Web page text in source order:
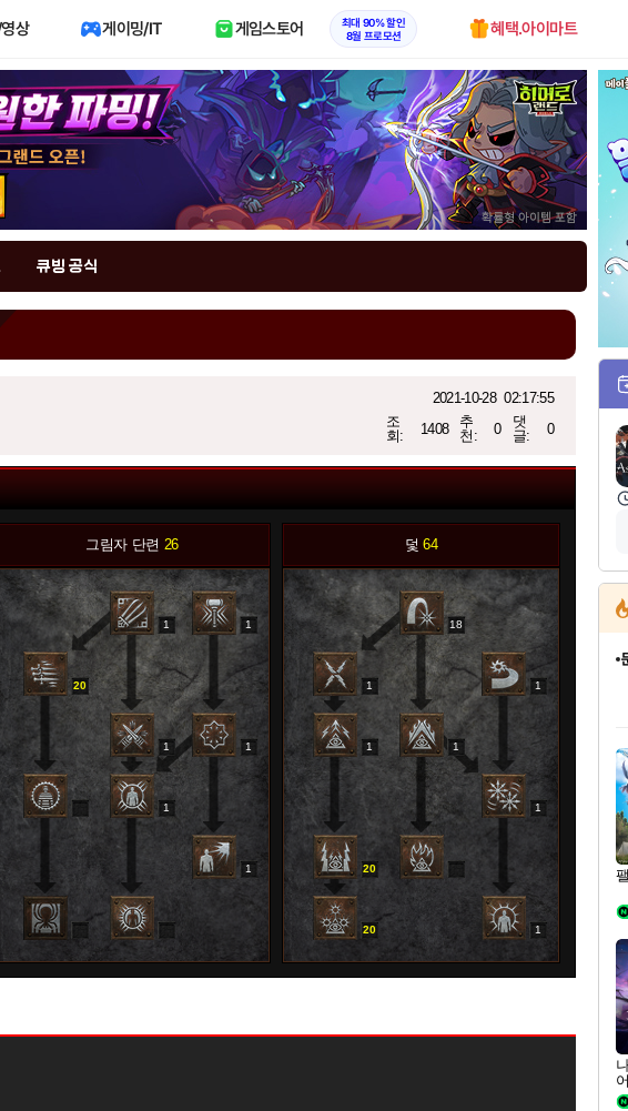
상 게이밍/IT 게임스토어
최대 90% 할인
8월 프로모션
혜택.아이마트
큐빙 공식
2021-10-28 02:17:55
조
회:
1408
추
천:
0
댓
글:
0
그림자 단련 26
1 1
20
1 1
1
1
덫64
18
1 1
1 1
1
20 0
20 1